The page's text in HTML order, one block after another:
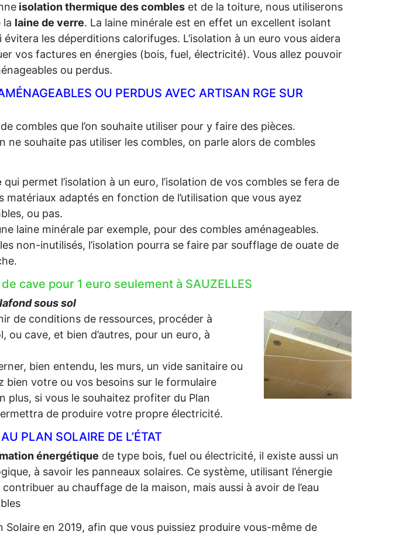
isolation thermique des combles et de la toiture, nous utiliserons
la laine de verre. La laine minérale est en effet un excellent isolant
les déperditions calorifuges. L’isolation à un euro vous aidera
vos factures en énergies (bois, fuel, électricité). Vous allez pouvoir
ou perdus.
OU PERDUS AVEC ARTISAN RGE SUR
combles que l’on souhaite utiliser pour y faire des pièces.
ne souhaite pas utiliser les combles, on parle alors de combles
qui permet l’isolation à un euro, l’isolation de vos combles se fera de
matériaux adaptés en fonction de l’utilisation que vous ayez
ou pas.
laine minérale par exemple, pour des combles aménageables.
non-inutilisés, l’isolation pourra se faire par soufflage de ouate de
cave pour 1 euro seulement à SAUZELLES
sous sol
de conditions de ressources, procéder à
ou cave, et bien d’autres, pour un euro, à
bien entendu, les murs, un vide sanitaire ou
bien votre ou vos besoins sur le formulaire
plus, si vous le souhaitez profiter du Plan
de produire votre propre électricité.
PLAN SOLAIRE DE L’ÉTAT
énergétique de type bois, fuel ou électricité, il existe aussi un
à savoir les panneaux solaires. Ce système, utilisant l’énergie
au chauffage de la maison, mais aussi à avoir de l’eau
Solaire en 2019, afin que vous puissiez produire vous-même de